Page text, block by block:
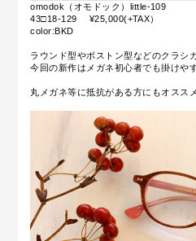
omodok（オモドック）little-109
43□18-129 ¥25,000(+TAX）
color:BKD
ラウンド型やボストン型などのクラシ
今回の新作はメガネ初心者でも掛けや
丸メガネ等に抵抗がある方にもオスス